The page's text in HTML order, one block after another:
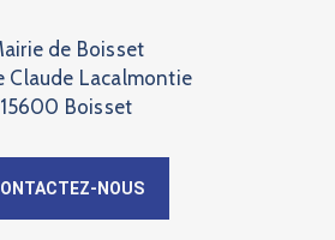
de Boisset
Claude Lacalmontie
15600 Boisset
NOUS